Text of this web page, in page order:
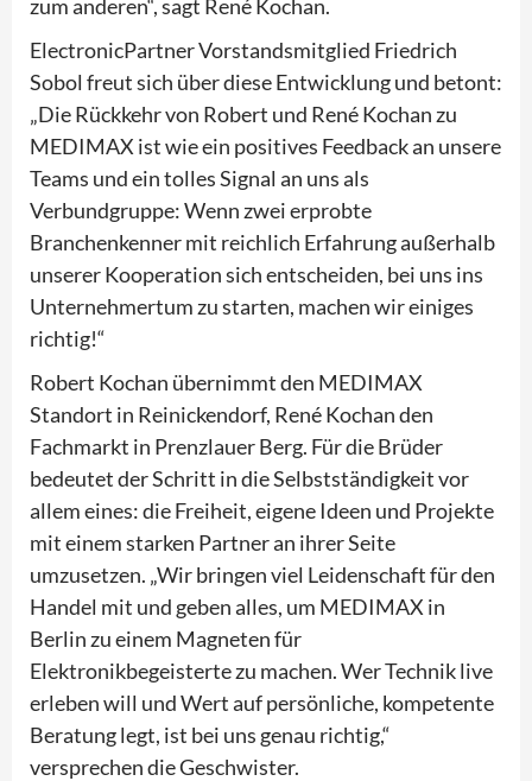
zum anderen“, sagt René Kochan.
ElectronicPartner Vorstandsmitglied Friedrich
Sobol freut sich über diese Entwicklung und betont:
„Die Rückkehr von Robert und René Kochan zu
MEDIMAX ist wie ein positives Feedback an unsere
Teams und ein tolles Signal an uns als
Verbundgruppe: Wenn zwei erprobte
Branchenkenner mit reichlich Erfahrung außerhalb
unserer Kooperation sich entscheiden, bei uns ins
Unternehmertum zu starten, machen wir einiges
richtig!“
Robert Kochan übernimmt den MEDIMAX
Standort in Reinickendorf, René Kochan den
Fachmarkt in Prenzlauer Berg. Für die Brüder
bedeutet der Schritt in die Selbstständigkeit vor
allem eines: die Freiheit, eigene Ideen und Projekte
mit einem starken Partner an ihrer Seite
umzusetzen. „Wir bringen viel Leidenschaft für den
Handel mit und geben alles, um MEDIMAX in
Berlin zu einem Magneten für
Elektronikbegeisterte zu machen. Wer Technik live
erleben will und Wert auf persönliche, kompetente
Beratung legt, ist bei uns genau richtig,“
versprechen die Geschwister.